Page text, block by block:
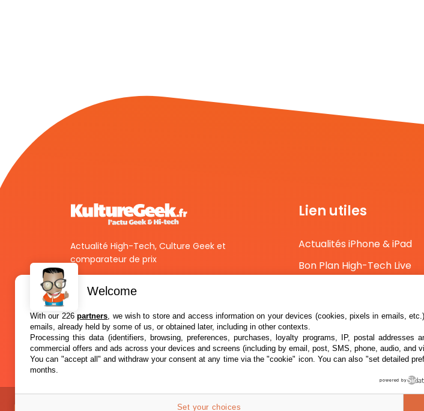
Actualité High-Tech, Culture Geek et
comparateur de prix
Lien utiles
Actualités iPhone & iPad
Bon Plan High-Tech Live
Welcome
With our 226partners, we wish to store and access information on your devices (cookies, pixels in emails,
emails, already held by some of us, or obtained later, including in other contexts.
Processing this data (identifiers, browsing, preferences, purchases, loyalty programs, IP, postal
commercial offers and ads across your devices and screens (including by email, post, SMS, phone, audio, and
You can "accept all" and withdraw your consent at any time via the "cookie" icon. You can also "set detailed
months.
powered by
Set your choices